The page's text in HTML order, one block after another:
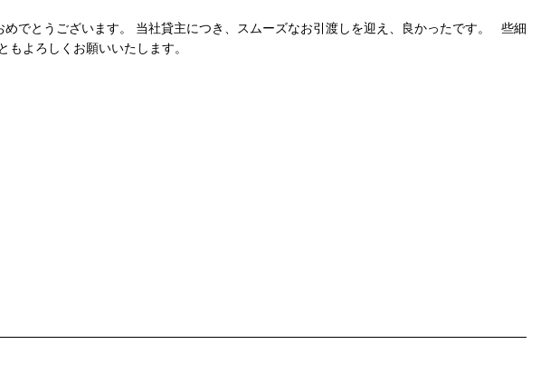
でとうございます。 当社貸主につき、スムーズなお引渡しを迎え、良かったです。 些細
よろしくお願いいたします。